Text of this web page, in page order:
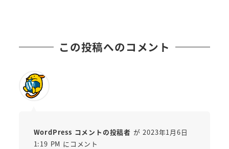
この投稿へのコメント
WordPress コメントの投稿者 が 2023年1月6日
1:19 PM にコメント